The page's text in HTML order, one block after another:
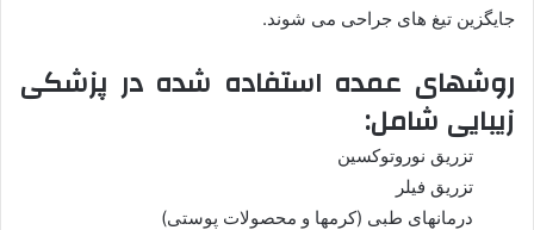
جایگزین تیغ های جراحی می شوند.
روشهای عمده استفاده شده در پزشکی
زیبایی شامل:
تزریق نوروتوکسین
تزریق فیلر
درمانهای طبی (کرمها و محصولات پوستی)